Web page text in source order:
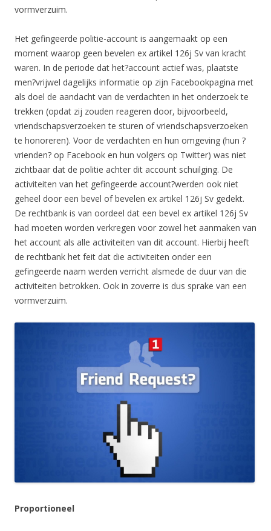
vormverzuim.
Het gefingeerde politie-account is aangemaakt op een
moment waarop geen bevelen ex artikel 126j Sv van kracht
waren. In de periode dat het?account actief was, plaatste
men?vrijwel dagelijks informatie op zijn Facebookpagina met
als doel de aandacht van de verdachten in het onderzoek te
trekken (opdat zij zouden reageren door, bijvoorbeeld,
vriendschapsverzoeken te sturen of vriendschapsverzoeken
te honoreren). Voor de verdachten en hun omgeving (hun ?
vrienden? op Facebook en hun volgers op Twitter) was niet
zichtbaar dat de politie achter dit account schuilging. De
activiteiten van het gefingeerde account?werden ook niet
geheel door een bevel of bevelen ex artikel 126j Sv gedekt.
De rechtbank is van oordeel dat een bevel ex artikel 126j Sv
had moeten worden verkregen voor zowel het aanmaken van
het account als alle activiteiten van dit account. Hierbij heeft
de rechtbank het feit dat die activiteiten onder een
gefingeerde naam werden verricht alsmede de duur van die
activiteiten betrokken. Ook in zoverre is dus sprake van een
vormverzuim.
Proportioneel